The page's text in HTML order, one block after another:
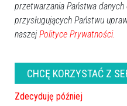
przetwarzania Państwa
przysługujących Państwu
naszej Polityce Prywatności.
CHCĘ KORZYSTAĆ Z
Zdecyduję później